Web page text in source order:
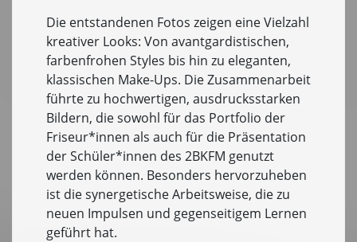
Die entstandenen Fotos zeigen eine Vielzahl
kreativer Looks: Von avantgardistischen,
farbenfrohen Styles bis hin zu eleganten,
klassischen Make-Ups. Die Zusammenarbeit
führte zu hochwertigen, ausdrucksstarken
Bildern, die sowohl für das Portfolio der
Friseur*innen als auch für die Präsentation
der Schüler*innen des 2BKFM genutzt
werden können. Besonders hervorzuheben
ist die synergetische Arbeitsweise, die zu
neuen Impulsen und gegenseitigem Lernen
geführt hat.